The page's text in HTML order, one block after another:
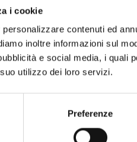
i cookie
contenuti ed
inoltre informazioni sul
e social media, i quali
utilizzo dei loro servizi.
Preferenze